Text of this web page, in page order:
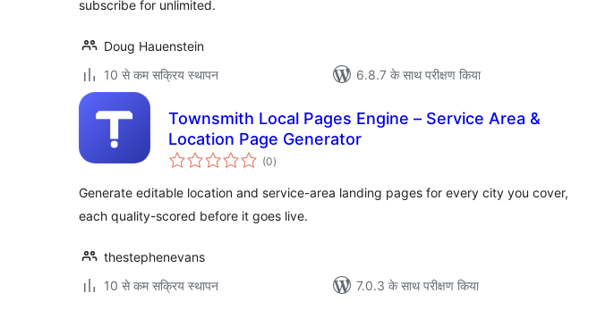
subscribe for unlimited.
Doug Hauenstein
10 से कम सक्रिय स्थापन
6.8.7 के साथ परीक्षण किया
Townsmith Local Pages Engine – Service Area &
Location Page Generator
(0कुल
दर)
Generate editable location and service-area landing pages for every city you cover,
each quality-scored before it goes live.
thestephenevans
10 से कम सक्रिय स्थापन
7.0.3 के साथ परीक्षण किया